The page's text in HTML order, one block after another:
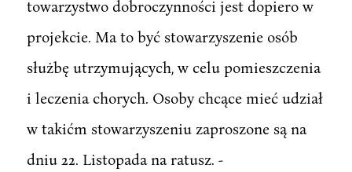
towarzystwo dobroczynności jest dopiero w
projekcie. Ma to być stowarzyszenie osób
służbę utrzymujących, w celu pomieszczenia
i leczenia chorych. Osoby chcące mieć udział
w takićm stowarzyszeniu zaproszone są na
dniu 22. Listopada na ratusz. -